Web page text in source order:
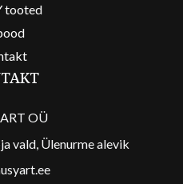
tooted
OÜ
vald, Ülenurme alevik